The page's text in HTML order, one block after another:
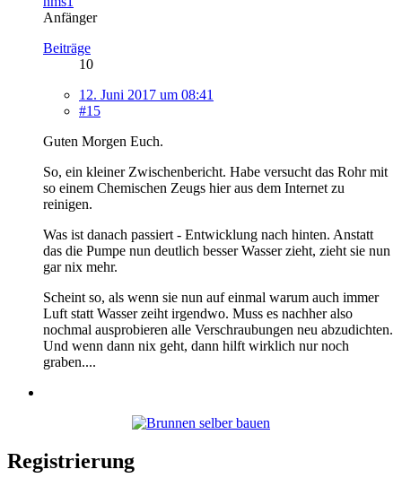
Anfänger
Beiträge
10
12. Juni 2017 um 08:41
#15
Guten Morgen Euch.
So, ein kleiner Zwischenbericht. Habe versucht das Rohr mit
so einem Chemischen Zeugs hier aus dem Internet zu
reinigen.
Was ist danach passiert - Entwicklung nach hinten. Anstatt
das die Pumpe nun deutlich besser Wasser zieht, zieht sie nun
gar nix mehr.
Scheint so, als wenn sie nun auf einmal warum auch immer
Luft statt Wasser zeiht irgendwo. Muss es nachher also
nochmal ausprobieren alle Verschraubungen neu abzudichten.
Und wenn dann nix geht, dann hilft wirklich nur noch
graben....
Registrierung